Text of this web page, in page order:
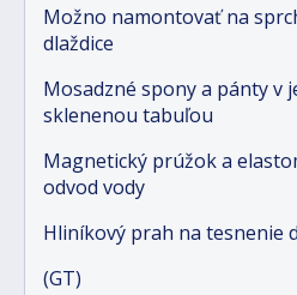
Možno namontovať na
dlaždice
Mosadzné spony a pánty v
sklenenou tabuľou
Magnetický prúžok a
odvod vody
Hliníkový prah na tesnenie
(GT)